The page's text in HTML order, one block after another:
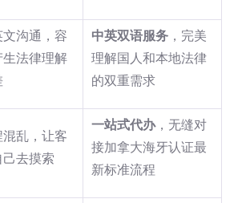
沟通，容
生法律理解
中英双语服务 ，完美
理解国人和本地法律
的双重需求
乱，让客
己去摸索
一站式代办，无缝对
接加拿大海牙认证最
新标准流程